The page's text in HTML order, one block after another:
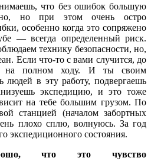
что без ошибок большую
но при этом очень остро
особенно когда это сопряжено
— всегда определенный риск.
технику безопасности, но,
Если что-то с вами случится, до
на полном ходу. И ты своим
людей в эту работу, подвергаешь
экспедицию, и это тоже
висит на тебе большим грузом. По
станцией (началом забортных
плохо сплю, волнуюсь. За год
экспедиционного состояния.
что это чувство